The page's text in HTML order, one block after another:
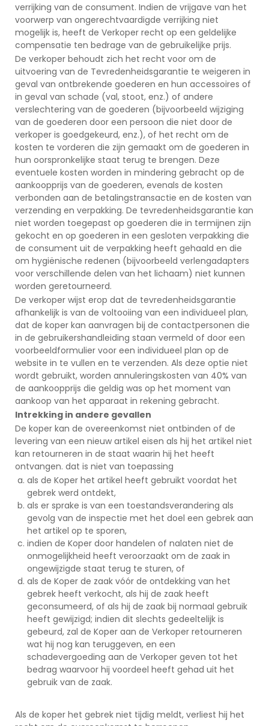
verrijking van de consument. Indien de vrijgave van het
voorwerp van ongerechtvaardigde verrijking niet
mogelijk is, heeft de Verkoper recht op een geldelijke
compensatie ten bedrage van de gebruikelijke prijs.
De verkoper behoudt zich het recht voor om de
uitvoering van de Tevredenheidsgarantie te weigeren in
geval van ontbrekende goederen en hun accessoires of
in geval van schade (val, stoot, enz.) of andere
verslechtering van de goederen (bijvoorbeeld wijziging
van de goederen door een persoon die niet door de
verkoper is goedgekeurd, enz.), of het recht om de
kosten te vorderen die zijn gemaakt om de goederen in
hun oorspronkelijke staat terug te brengen. Deze
eventuele kosten worden in mindering gebracht op de
aankoopprijs van de goederen, evenals de kosten
verbonden aan de betalingstransactie en de kosten van
verzending en verpakking. De tevredenheidsgarantie kan
niet worden toegepast op goederen die in termijnen zijn
gekocht en op goederen in een gesloten verpakking die
de consument uit de verpakking heeft gehaald en die
om hygiënische redenen (bijvoorbeeld verlengadapters
voor verschillende delen van het lichaam) niet kunnen
worden geretourneerd.
De verkoper wijst erop dat de tevredenheidsgarantie
afhankelijk is van de voltooiing van een individueel plan,
dat de koper kan aanvragen bij de contactpersonen die
in de gebruikershandleiding staan vermeld of door een
voorbeeldformulier voor een individueel plan op de
website in te vullen en te verzenden. Als deze optie niet
wordt gebruikt, worden annuleringskosten van 40% van
de aankoopprijs die geldig was op het moment van
aankoop van het apparaat in rekening gebracht.
Intrekking in andere gevallen
De koper kan de overeenkomst niet ontbinden of de
levering van een nieuw artikel eisen als hij het artikel niet
kan retourneren in de staat waarin hij het heeft
ontvangen. dat is niet van toepassing
als de Koper het artikel heeft gebruikt voordat het
gebrek werd ontdekt,
als er sprake is van een toestandsverandering als
gevolg van de inspectie met het doel een gebrek aan
het artikel op te sporen,
indien de Koper door handelen of nalaten niet de
onmogelijkheid heeft veroorzaakt om de zaak in
ongewijzigde staat terug te sturen, of
als de Koper de zaak vóór de ontdekking van het
gebrek heeft verkocht, als hij de zaak heeft
geconsumeerd, of als hij de zaak bij normaal gebruik
heeft gewijzigd; indien dit slechts gedeeltelijk is
gebeurd, zal de Koper aan de Verkoper retourneren
wat hij nog kan teruggeven, en een
schadevergoeding aan de Verkoper geven tot het
bedrag waarvoor hij voordeel heeft gehad uit het
gebruik van de zaak.
Als de koper het gebrek niet tijdig meldt, verliest hij het